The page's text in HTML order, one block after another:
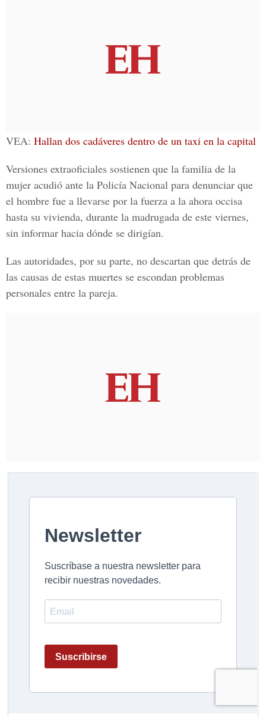
VEA: Hallan dos cadáveres dentro de un taxi en la capital
Versiones extraoficiales sostienen que la familia de la
mujer acudió ante la Policía Nacional para denunciar que
el hombre fue a llevarse por la fuerza a la ahora occisa
hasta su vivienda, durante la madrugada de este viernes,
sin informar hacia dónde se dirigían.
Las autoridades, por su parte, no descartan que detrás de
las causas de estas muertes se escondan problemas
personales entre la pareja.